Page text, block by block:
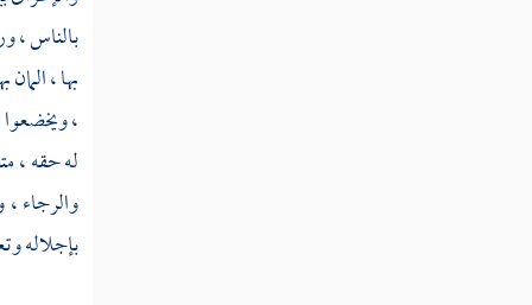
بالناس ،
بها ،
،
له حقه ،
والرجاء
بإجلاله